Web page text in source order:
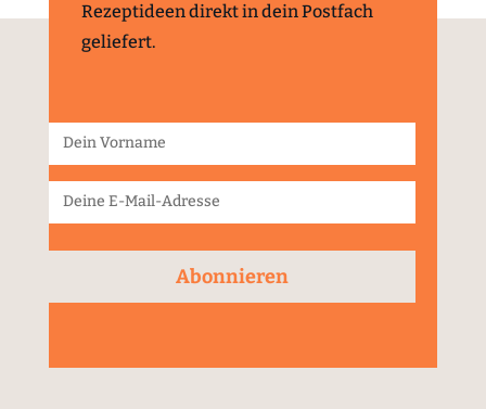
Rezeptideen direkt in dein Postfach
geliefert.
Abonnieren